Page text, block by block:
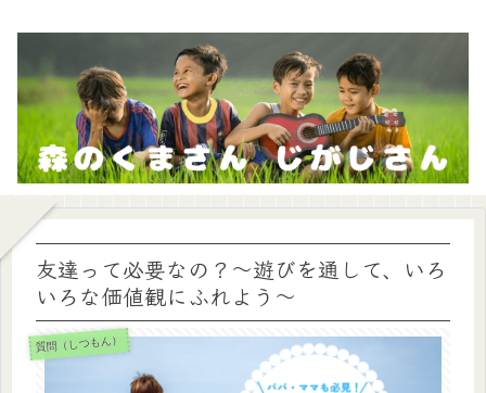
友達って必要なの？～遊びを通して、いろ
いろな価値観にふれよう～
質問（しつもん）